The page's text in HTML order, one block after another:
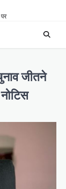
जीतने